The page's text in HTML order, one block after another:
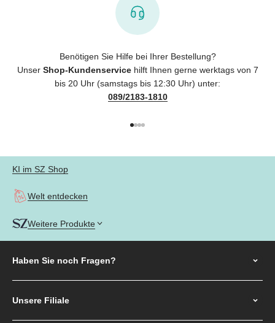
Benötigen Sie Hilfe bei Ihrer Bestellung?
Unser Shop-Kundenservicehilft Ihnen gerne werktags von 7
bis 20 Uhr (samstags bis 12:30 Uhr) unter:
089/2183-1810
KI im SZ Shop
Welt entdecken
Weitere Produkte
Haben Sie noch Fragen?
Unsere Filiale